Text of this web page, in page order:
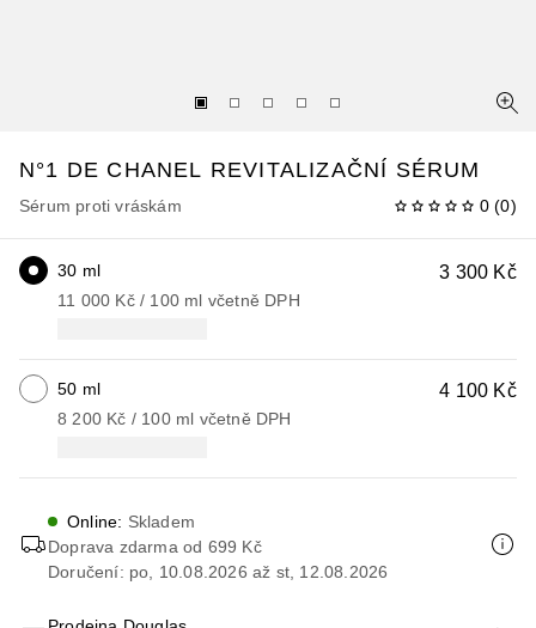
N°1 DE CHANEL REVITALIZAČNÍ SÉRUM
Sérum proti vráskám 0 (0)
3 300 Kč
30 ml
11 000 Kč / 100 ml včetně DPH
4 100 Kč
50 ml
8 200 Kč / 100 ml včetně DPH
Online: Skladem
Doprava zdarma od 699 Kč
Doručení: po, 10.08.2026 až st, 12.08.2026